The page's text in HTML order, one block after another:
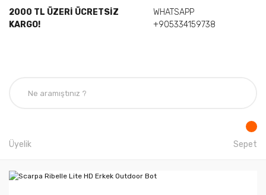
2000 TL ÜZERİ ÜCRETSİZ
KARGO!
WHATSAPP
+905334159738
Üyelik Sepet